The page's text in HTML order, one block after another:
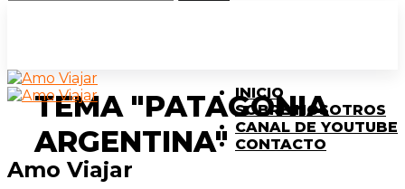
Amo Viajar
INICIO
SOBRE NOSOTROS
CANAL DE YOUTUBE
CONTACTO
TEMA "PATAGONIA
ARGENTINA"